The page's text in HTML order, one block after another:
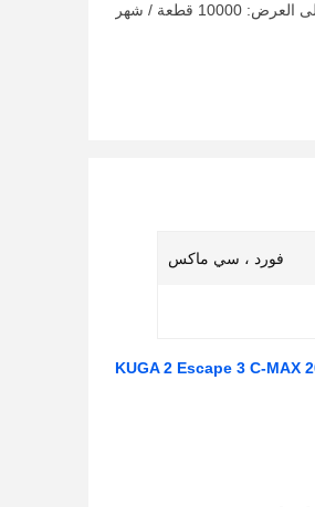
10000 قطعة / شهر
فورد ، سي ماكس